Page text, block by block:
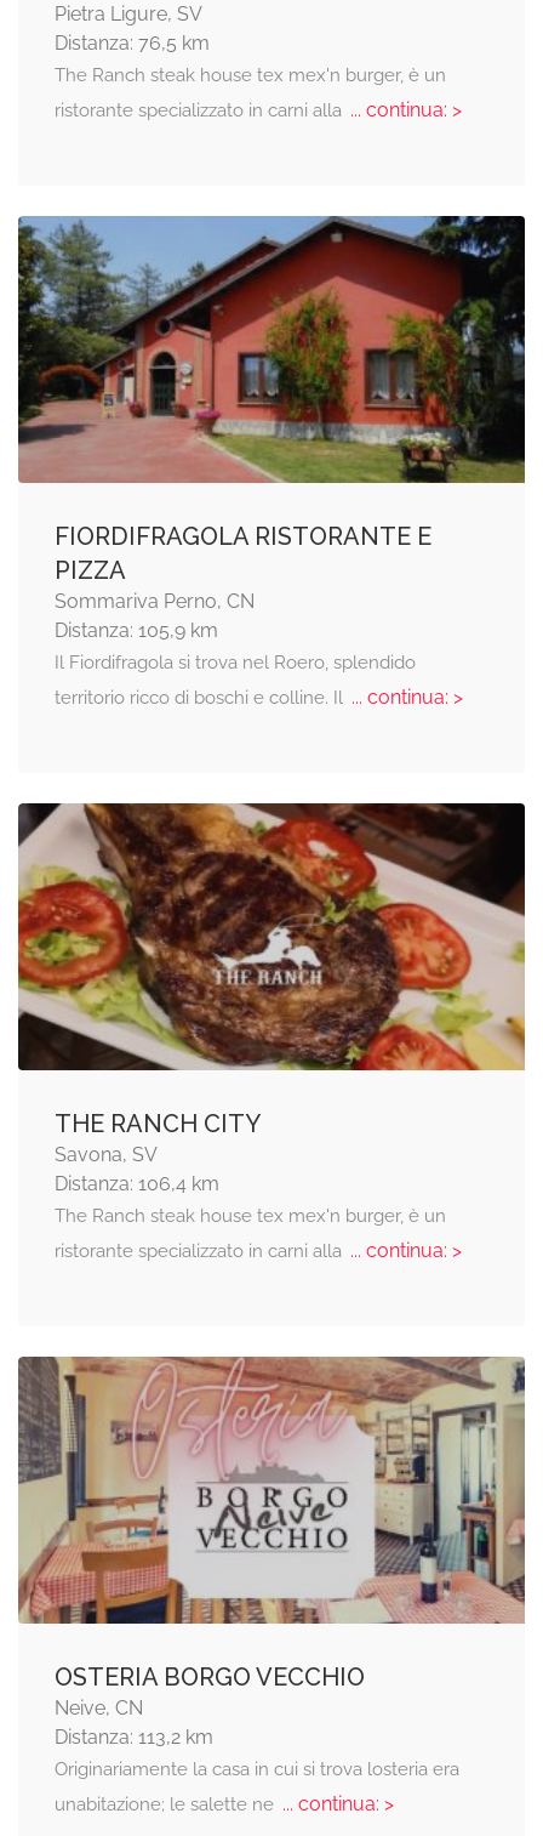
Pietra Ligure, SV
Distanza: 76,5 km
The Ranch steak house tex mex'n burger, è un
ristorante specializzato in carni alla... continua: >
FIORDIFRAGOLA RISTORANTE E
PIZZA
Sommariva Perno, CN
Distanza: 105,9 km
Il Fiordifragola si trova nel Roero, splendido
territorio ricco di boschi e colline. Il... continua: >
THE RANCH CITY
Savona, SV
Distanza: 106,4 km
The Ranch steak house tex mex'n burger, è un
ristorante specializzato in carni alla... continua: >
OSTERIA BORGO VECCHIO
Neive, CN
Distanza: 113,2 km
Originariamente la casa in cui si trova losteria era
unabitazione; le salette ne... continua: >